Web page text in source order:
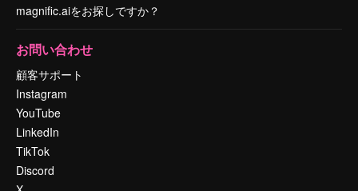
magnific.aiをお探しですか？
お問い合わせ
顧客サポート
Instagram
YouTube
LinkedIn
TikTok
Discord